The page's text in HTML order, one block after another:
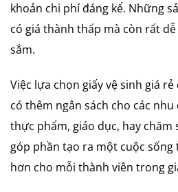
khoản chi phí đáng kể. Những
có giá thành thấp mà còn rất
sắm.
Việc lựa chọn giấy vệ sinh giá
có thêm ngân sách cho các
thực phẩm, giáo dục, hay chăm
góp phần tạo ra một cuộc sống
hơn cho mỗi thành viên trong